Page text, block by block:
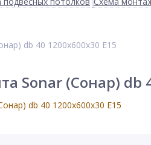
db 40 1200x600x30 E15
Sonar (Сонар) db